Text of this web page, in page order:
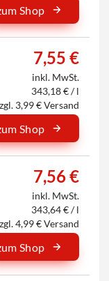
Shop
7,55 €
inkl. MwSt.
343,18 € / l
3,99 € Versand
Shop
7,56 €
inkl. MwSt.
343,64 € / l
4,99 € Versand
Shop